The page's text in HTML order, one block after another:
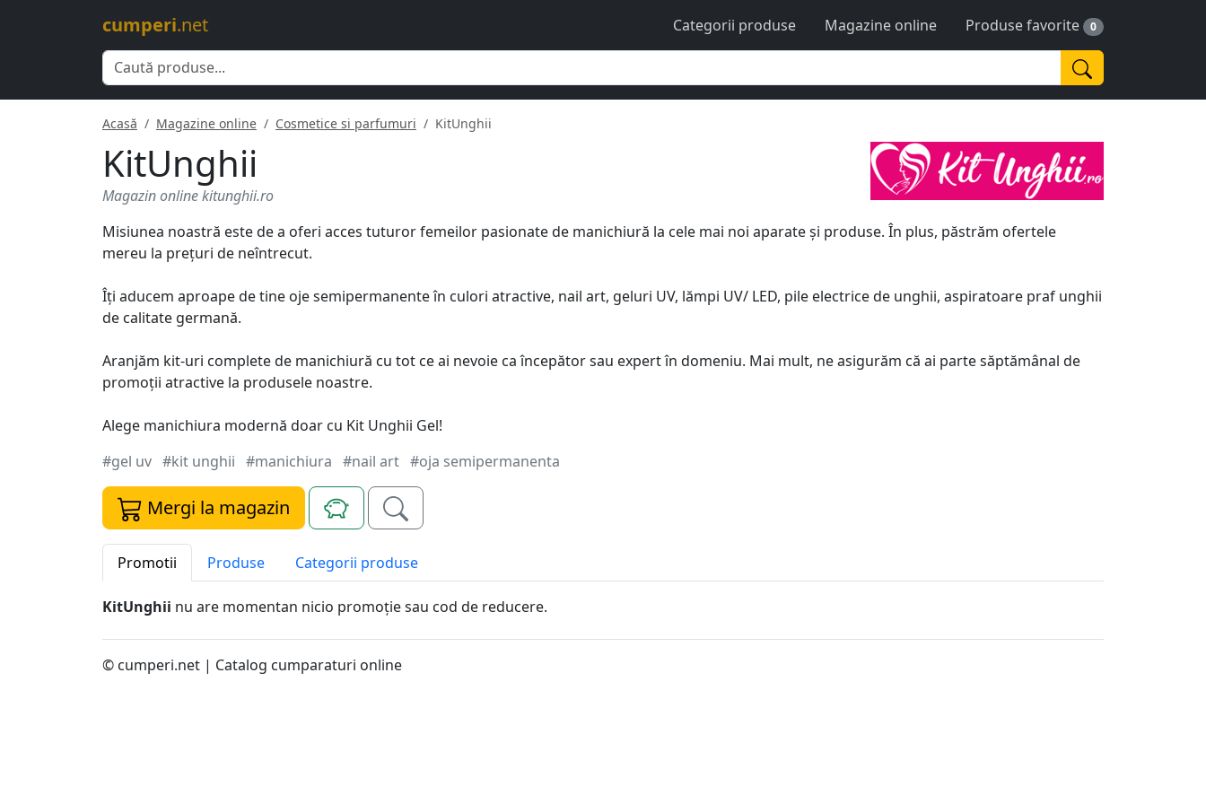
cumperi.net Categorii produse Magazine online Produse favorite 0
Acasă Magazine online Cosmetice si parfumuri KitUnghii
KitUnghii
Magazin online kitunghii.ro
Misiunea noastră este de a oferi acces tuturor femeilor pasionate de manichiură la cele mai noi aparate și produse. În plus, păstrăm ofertele
mereu la prețuri de neîntrecut.
Îți aducem aproape de tine oje semipermanente în culori atractive, nail art, geluri UV, lămpi UV/ LED, pile electrice de unghii, aspiratoare praf unghii
de calitate germană.
Aranjăm kit-uri complete de manichiură cu tot ce ai nevoie ca începător sau expert în domeniu. Mai mult, ne asigurăm că ai parte săptămânal de
promoții atractive la produsele noastre.
Alege manichiura modernă doar cu Kit Unghii Gel!
#gel uv #kit unghii #manichiura #nail art #oja semipermanenta
Mergi la magazin
Promotii Produse Categorii produse
KitUnghii nu are momentan nicio promoţie sau cod de reducere.
© cumperi.net | Catalog cumparaturi online